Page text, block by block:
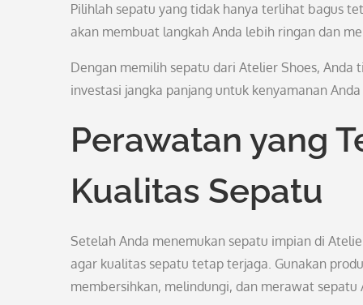
Pilihlah sepatu yang tidak hanya terlihat bagus
akan membuat langkah Anda lebih ringan dan
Dengan memilih sepatu dari Atelier Shoes,
investasi jangka panjang untuk kenyamanan
Perawatan yang
Kualitas Sepatu
Setelah Anda menemukan sepatu impian di
agar kualitas sepatu tetap terjaga. Gunakan
membersihkan, melindungi, dan merawat